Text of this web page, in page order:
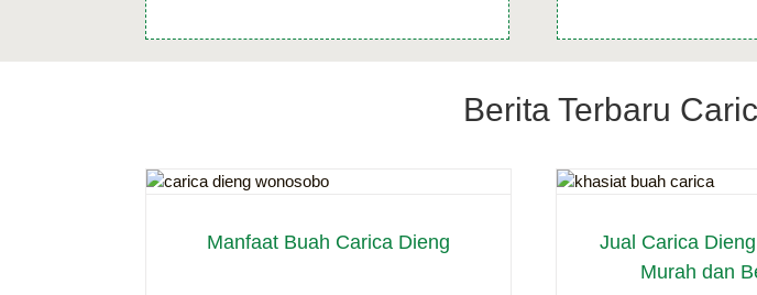
Berita Terbaru
Manfaat Buah Carica Dieng
Jual Carica Dieng Online Harga Murah
carica
Jual Carica
Murah dan
Manisan